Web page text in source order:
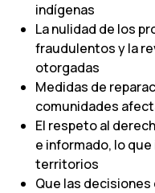
indígenas
La nulidad de los
fraudulentos y la
otorgadas
Medidas de
comunidades
El respeto al
e informado, lo
territorios
Que las